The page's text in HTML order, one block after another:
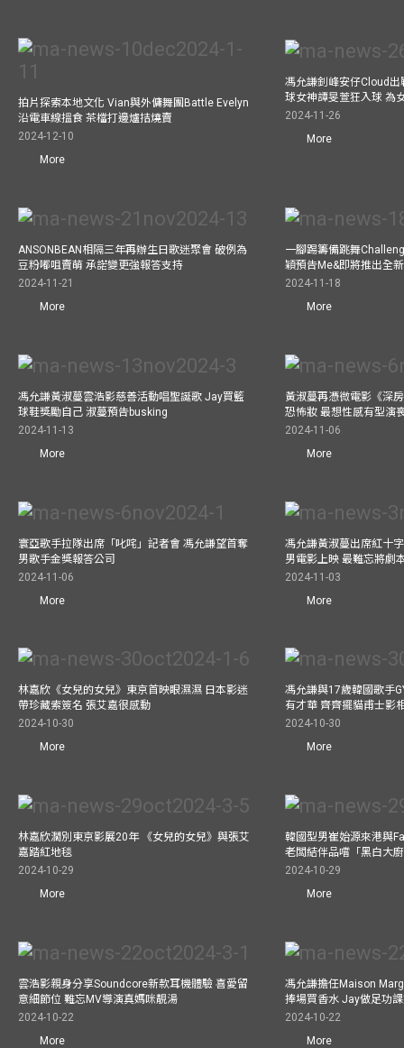
拍片探索本地文化 Vian與外傭舞團Battle Evelyn
沿電車線搵食 茶檔打邊爐拮燒賣
2024-12-10
More
馮允謙釗峰安仔Cloud
球女神譚旻萱狂入球 為
2024-11-26
More
ANSONBEAN相隔三年再辦生日歌迷聚會 破例為
豆粉嘟咀賣萌 承諾變更強報答支持
2024-11-21
More
一腳踢籌備跳舞
穎預告Me&即將推出全
2024-11-18
More
馮允謙黃淑蔓雲浩影慈善活動唱聖誕歌 Jay買籃
球鞋獎勵自己 淑蔓預告busking
2024-11-13
More
黃淑蔓再憑微電影《深
恐怖妝 最想性感有型演
2024-11-06
More
寰亞歌手拉隊出席「叱咤」記者會 馮允謙望首奪
男歌手金獎報答公司
2024-11-06
More
馮允謙黃淑蔓出席紅十
男電影上映 最難忘將劇
2024-11-03
More
林嘉欣《女兒的女兒》東京首映眼濕濕 日本影迷
帶珍藏索簽名 張艾嘉很感動
2024-10-30
More
馮允謙與17歲韓國歌手
有才華 齊齊擺貓甫士影
2024-10-30
More
林嘉欣濶別東京影展20年 《女兒的女兒》與張艾
嘉踏紅地毯
2024-10-29
More
韓國型男崔始源來港與
老闆結伴品嚐「黑白大
2024-10-29
More
雲浩影親身分享Soundcore新款耳機體驗 喜愛留
意細節位 難忘MV導演真媽咪靚湯
2024-10-22
More
馮允謙擔任Maison
捧場買香水 Jay做足功
2024-10-22
More